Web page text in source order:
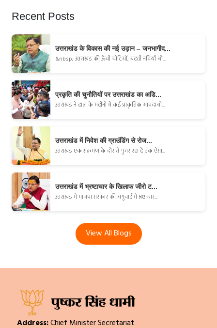
Recent Posts
उत्तराखंड के विकास की नई उड़ान – जनभागीद...
&nbsp; उत्तराखंड की ऊँची चोटियाँ, बहती नदियाँ औ...
प्रकृति की चुनौतियों पर उत्तराखंड का अडि...
उत्तराखंड ने हाल के महीनों में कई प्राकृतिक आपदाओं...
उत्तराखंड में निवेश की ग्राउंडिंग से रोज...
उत्तराखंड एक संक्रमण के दौर से गुजर रहा है एक ऐसा...
उत्तराखंड में भ्रष्टाचार के खिलाफ जीरो ट...
उत्तराखंड में भाजपा सरकार की अगुवाई में भ्रष्टाचार...
View All Blogs
Address:Chief Minister Secretariat